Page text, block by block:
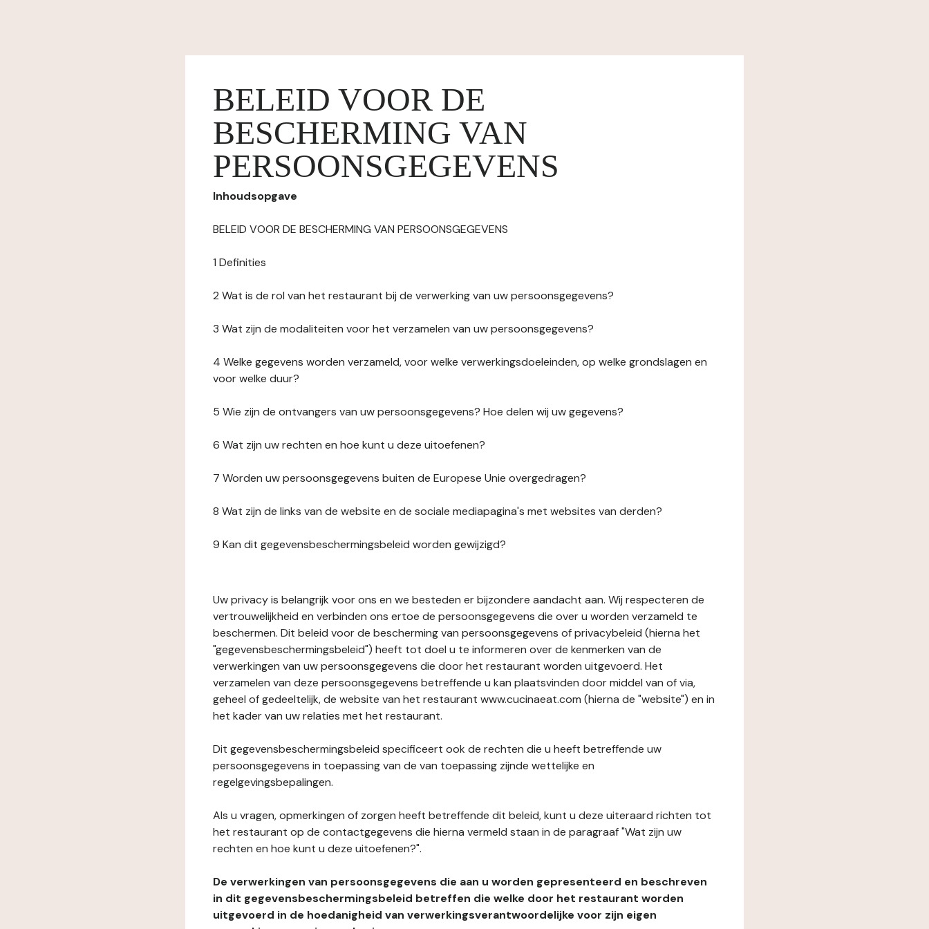
BELEID VOOR DE
BESCHERMING VAN
PERSOONSGEGEVENS
Inhoudsopgave
BELEID VOOR DE BESCHERMING VAN PERSOONSGEGEVENS
1 Definities
2 Wat is de rol van het restaurant bij de verwerking van uw persoonsgegevens?
3 Wat zijn de modaliteiten voor het verzamelen van uw persoonsgegevens?
4 Welke gegevens worden verzameld, voor welke verwerkingsdoeleinden, op welke grondslagen en
voor welke duur?
5 Wie zijn de ontvangers van uw persoonsgegevens? Hoe delen wij uw gegevens?
6 Wat zijn uw rechten en hoe kunt u deze uitoefenen?
7 Worden uw persoonsgegevens buiten de Europese Unie overgedragen?
8 Wat zijn de links van de website en de sociale mediapagina's met websites van derden?
9 Kan dit gegevensbeschermingsbeleid worden gewijzigd?
Uw privacy is belangrijk voor ons en we besteden er bijzondere aandacht aan. Wij respecteren de
vertrouwelijkheid en verbinden ons ertoe de persoonsgegevens die over u worden verzameld te
beschermen. Dit beleid voor de bescherming van persoonsgegevens of privacybeleid (hierna het
"gegevensbeschermingsbeleid") heeft tot doel u te informeren over de kenmerken van de
verwerkingen van uw persoonsgegevens die door het restaurant worden uitgevoerd. Het
verzamelen van deze persoonsgegevens betreffende u kan plaatsvinden door middel van of via,
geheel of gedeeltelijk, de website van het restaurant www.cucinaeat.com (hierna de "website") en in
het kader van uw relaties met het restaurant.
Dit gegevensbeschermingsbeleid specificeert ook de rechten die u heeft betreffende uw
persoonsgegevens in toepassing van de van toepassing zijnde wettelijke en
regelgevingsbepalingen.
Als u vragen, opmerkingen of zorgen heeft betreffende dit beleid, kunt u deze uiteraard richten tot
het restaurant op de contactgegevens die hierna vermeld staan in de paragraaf "Wat zijn uw
rechten en hoe kunt u deze uitoefenen?".
De verwerkingen van persoonsgegevens die aan u worden gepresenteerd en beschreven
in dit gegevensbeschermingsbeleid betreffen die welke door het restaurant worden
uitgevoerd in de hoedanigheid van verwerkingsverantwoordelijke voor zijn eigen